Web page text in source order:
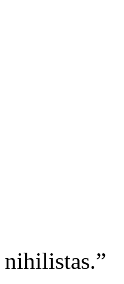
nihilistas.”